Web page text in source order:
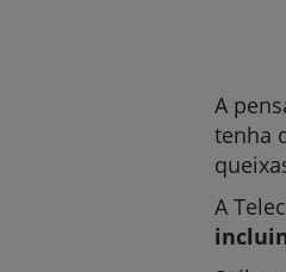
A
tenha
A